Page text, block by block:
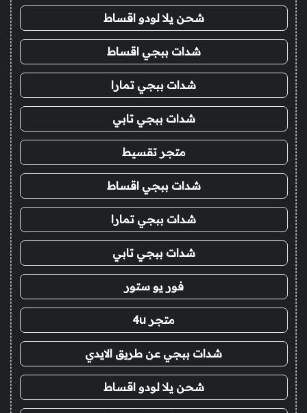
شحن يلا لودو اقساط
شدات ببجي اقساط
شدات ببجي تمارا
شدات ببجي تابي
متجر تقسيط
شدات ببجي اقساط
شدات ببجي تمارا
شدات ببجي تابي
فور يو ستور
متجر 4u
شدات ببجي عن طريق الايدي
شحن يلا لودو اقساط